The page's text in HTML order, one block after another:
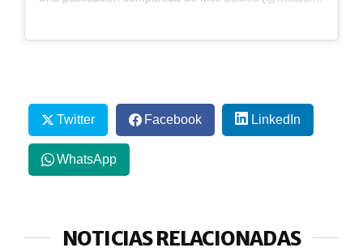
Twitter Facebook LinkedIn
WhatsApp
NOTICIAS RELACIONADAS